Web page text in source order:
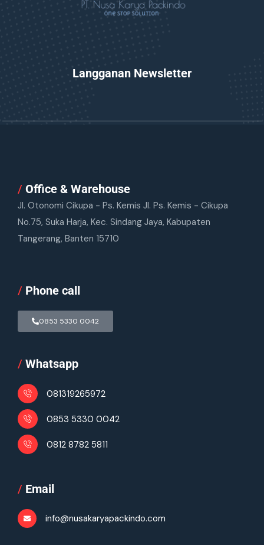
Langganan Newsletter
/ Office & Warehouse
Jl. Otonomi Cikupa - Ps. Kemis Jl. Ps. Kemis - Cikupa
No.75, Suka Harja, Kec. Sindang Jaya, Kabupaten
Tangerang, Banten 15710
/ Phone call
0853 5330 0042
/ Whatsapp
081319265972
0853 5330 0042
0812 8782 5811
/ Email
info@nusakaryapackindo.com